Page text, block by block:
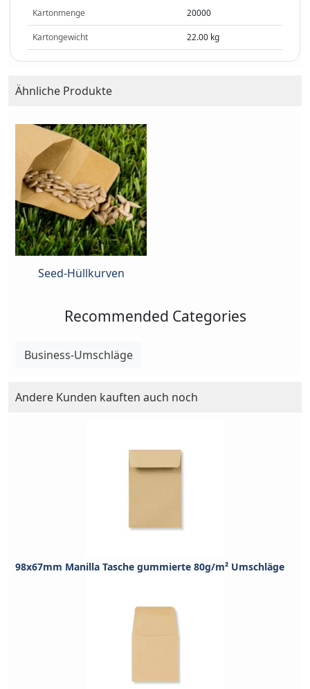
Kartonmenge 20000
Kartongewicht 22.00 kg
Ähnliche Produkte
Seed-Hüllkurven
Recommended Categories
Business-Umschläge
Andere Kunden kauften auch noch
98x67mm Manilla Tasche gummierte 80g/m² Umschläge